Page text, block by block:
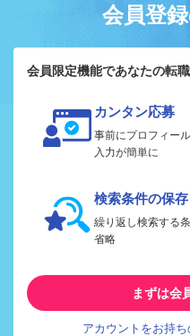
会員登
会員限定機能であなたの転
カンタン応募
事前にプロフィー
入力が簡単に
検索条件の保存
繰り返し検索する
省略
まずは会
アカウントをお持